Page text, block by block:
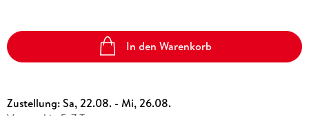
In den Warenkorb
Zustellung:Sa, 22.08. - Mi, 26.08.